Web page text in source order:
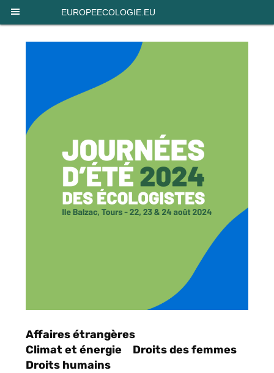
EUROPEECOLOGIE.EU
Affaires étrangères
Climat et énergie
Droits des femmes
Droits humains